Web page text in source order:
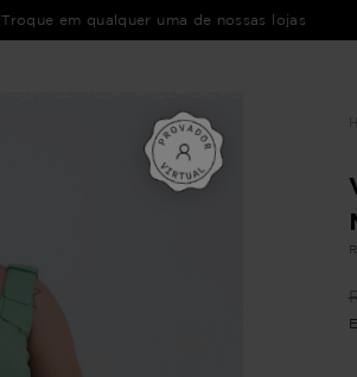
em qualquer uma de nossas lojas